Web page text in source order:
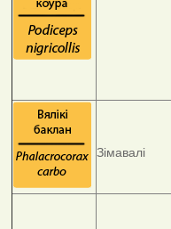
Зімавалі